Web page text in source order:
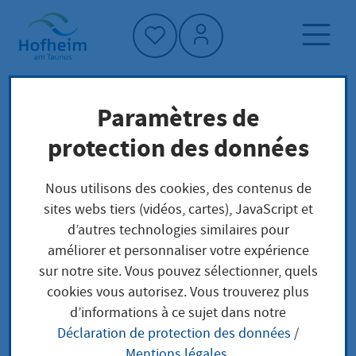
Accueil"
Page d'accueil
Trouver un service
Préoccupations locales
Anerkennung eines Lehrgangs zur Schulung
von Gefahrgutbeauftragten beantragen
Anerkennung eines
Lehrgangs zur
Paramètres de
protection des données
Nous utilisons des cookies, des contenus de
sites webs tiers (vidéos, cartes), JavaScript et
d’autres technologies similaires pour
améliorer et personnaliser votre expérience
sur notre site. Vous pouvez sélectionner, quels
cookies vous autorisez. Vous trouverez plus
d’informations à ce sujet dans notre
Déclaration de protection des données /